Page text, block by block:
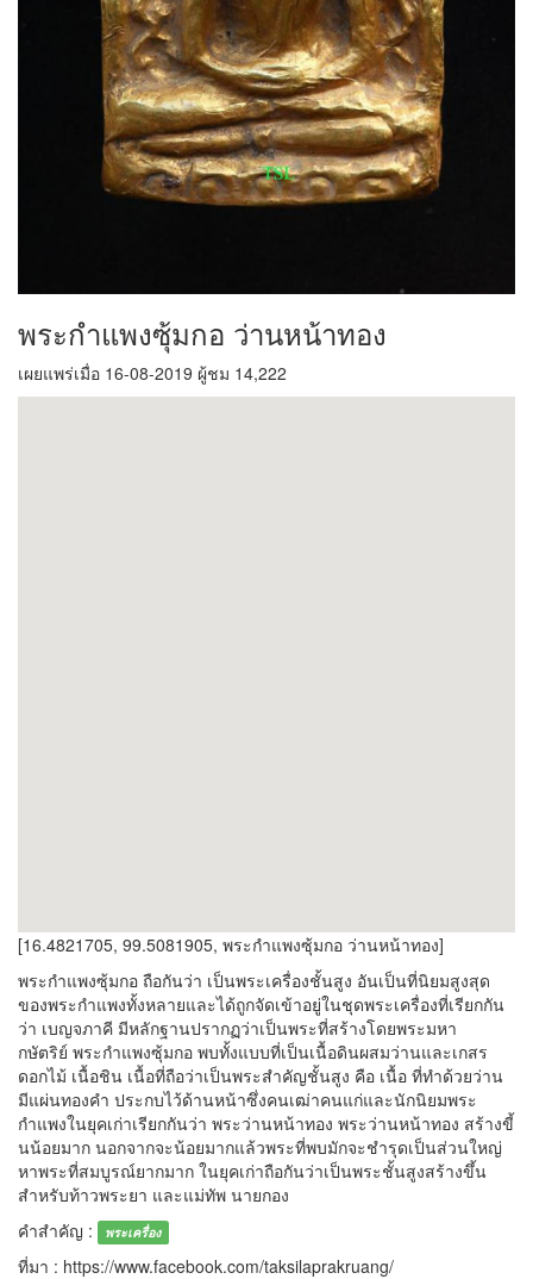
พระกำแพงซุ้มกอ ว่านหน้าทอง
เผยแพร่เมื่อ 16-08-2019 ผู้ชม 14,222
[16.4821705, 99.5081905, พระกำแพงซุ้มกอ ว่านหน้าทอง]
พระกำแพงซุ้มกอ ถือกันว่า เป็นพระเครื่องชั้นสูง อันเป็นที่นิยมสูงสุด
ของพระกำแพงทั้งหลายและได้ถูกจัดเข้าอยู่ในชุดพระเครื่องที่เรียกกัน
ว่า เบญจภาคี มีหลักฐานปรากฏว่าเป็นพระที่สร้างโดยพระมหา
กษัตริย์ พระกำแพงซุ้มกอ พบทั้งแบบที่เป็นเนื้อดินผสมว่านและเกสร
ดอกไม้ เนื้อชิน เนื้อที่ถือว่าเป็นพระสำคัญชั้นสูง คือ เนื้อ ที่ทำด้วยว่าน
มีแผ่นทองคำ ประกบไว้ด้านหน้าซึ่งคนเฒ่าคนแก่และนักนิยมพระ
กำแพงในยุคเก่าเรียกกันว่า พระว่านหน้าทอง พระว่านหน้าทอง สร้างขี้
นน้อยมาก นอกจากจะน้อยมากแล้วพระที่พบมักจะชำรุดเป็นส่วนใหญ่
หาพระที่สมบูรณ์ยากมาก ในยุคเก่าถือกันว่าเป็นพระชั้นสูงสร้างขึ้น
สำหรับท้าวพระยา และแม่ทัพ นายกอง
คำสำคัญ :
พระเครื่อง
ที่มา : https://www.facebook.com/taksilaprakruang/